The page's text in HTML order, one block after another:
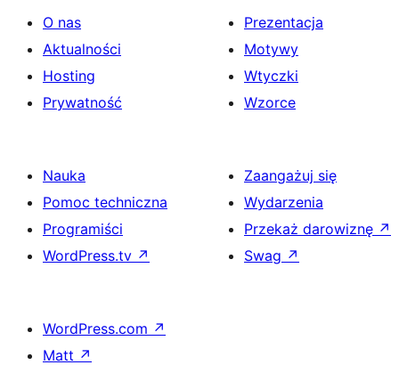
O nas
Aktualności
Hosting
Prywatność
Prezentacja
Motywy
Wtyczki
Wzorce
Nauka
Pomoc techniczna
Programiści
WordPress.tv ↗
Zaangażuj się
Wydarzenia
Przekaż darowiznę ↗
Swag ↗
WordPress.com ↗
Matt ↗